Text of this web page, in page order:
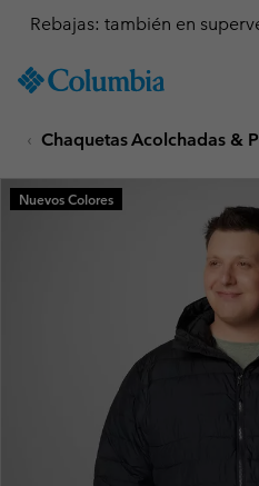
TO
SKIP
MAIN
NAV
Rebajas: también en
Chaquetas Acolchadas &
Nuevos Colores